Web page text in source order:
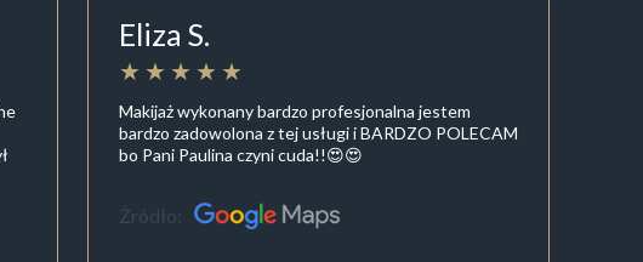
Eliza S.
Makijaż wykonany bardzo profesjonalna jestem
bardzo zadowolona z tej usługi i BARDZO POLECAM
bo Pani Paulina czyni cuda!!😍😍
Źródło: